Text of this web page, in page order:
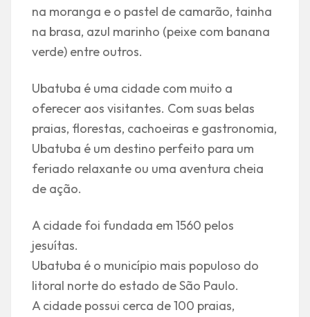
na moranga e o pastel de camarão, tainha
na brasa, azul marinho (peixe com banana
verde) entre outros.
Ubatuba é uma cidade com muito a
oferecer aos visitantes. Com suas belas
praias, florestas, cachoeiras e gastronomia,
Ubatuba é um destino perfeito para um
feriado relaxante ou uma aventura cheia
de ação.
A cidade foi fundada em 1560 pelos
jesuítas.
Ubatuba é o município mais populoso do
litoral norte do estado de São Paulo.
A cidade possui cerca de 100 praias,